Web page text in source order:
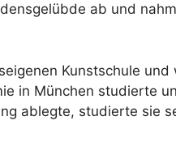
ab und
Kunstschule und
in München studierte
ablegte, studierte sie